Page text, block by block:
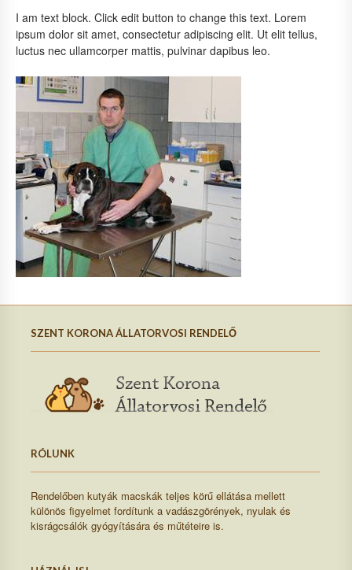
I am text block. Click edit button to change this text. Lorem
ipsum dolor sit amet, consectetur adipiscing elit. Ut elit tellus,
luctus nec ullamcorper mattis, pulvinar dapibus leo.
SZENT KORONA ÁLLATORVOSI RENDELŐ
RÓLUNK
Rendelőben kutyák macskák teljes körű ellátása mellett
különös figyelmet fordítunk a vadászgörények, nyulak és
kisrágcsálók gyógyítására és műtéteire is.